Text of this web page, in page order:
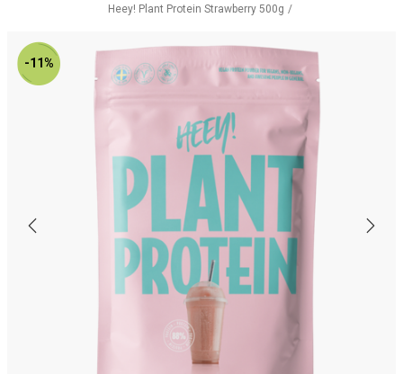
Heey! Plant Protein Strawberry 500g
-11%